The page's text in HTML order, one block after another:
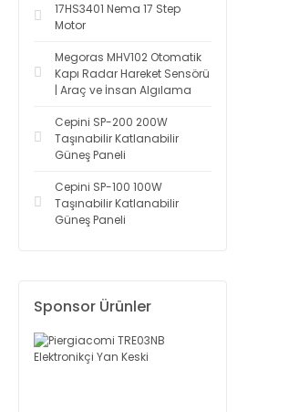
17HS3401 Nema 17 Step
Motor
Megoras MHV102 Otomatik
Kapı Radar Hareket Sensörü
| Araç ve İnsan Algılama
Cepini SP-200 200W
Taşınabilir Katlanabilir
Güneş Paneli
Cepini SP-100 100W
Taşınabilir Katlanabilir
Güneş Paneli
Sponsor Ürünler